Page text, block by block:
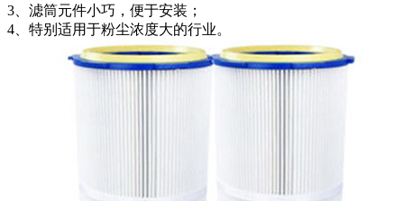
3、滤筒元件小巧，便于安装；
4、特别适用于粉尘浓度大的行业。